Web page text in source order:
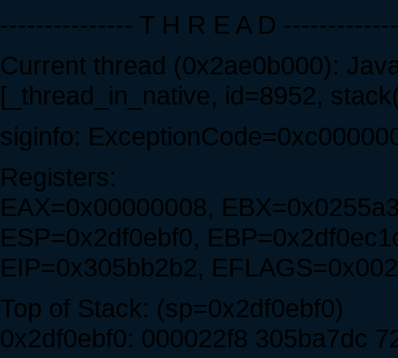
--------------- T H R E A D
Current thread (0x2ae0b000):
[_thread_in_native, id=8952,
siginfo:
Registers:
EAX=0x00000008,
ESP=0x2df0ebf0,
EIP=0x305bb2b2,
Top of Stack: (sp=0x2df0ebf0)
0x2df0ebf0: 000022f8 305ba7dc